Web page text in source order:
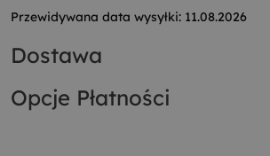
Przewidywana data wysyłki: 11.08.2026
Dostawa
Opcje Płatności